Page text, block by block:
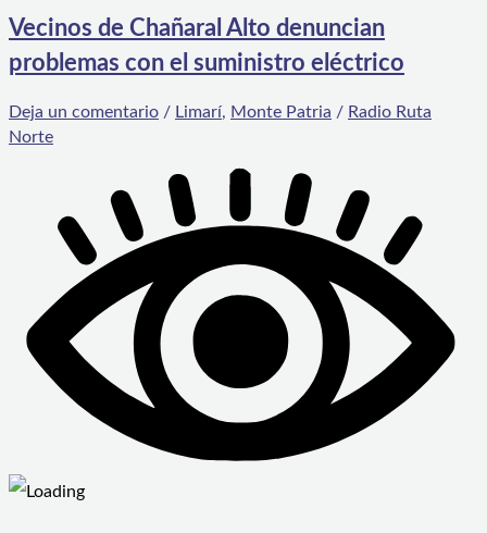
Vecinos de Chañaral Alto denuncian
problemas con el suministro eléctrico
Deja un comentario / Limarí, Monte Patria / Radio Ruta
Norte